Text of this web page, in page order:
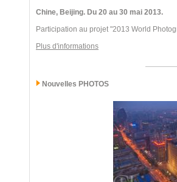
Chine, Beijing. Du 20 au 30 mai 2013.
Participation au projet "2013 World
Plus d'informations
Nouvelles PHOTOS